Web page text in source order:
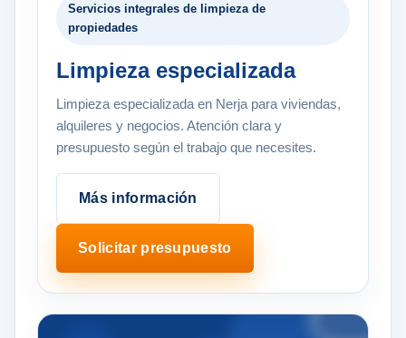
Servicios integrales de limpieza de
propiedades
Limpieza especializada
Limpieza especializada en Nerja para viviendas,
alquileres y negocios. Atención clara y
presupuesto según el trabajo que necesites.
Más información
Solicitar presupuesto